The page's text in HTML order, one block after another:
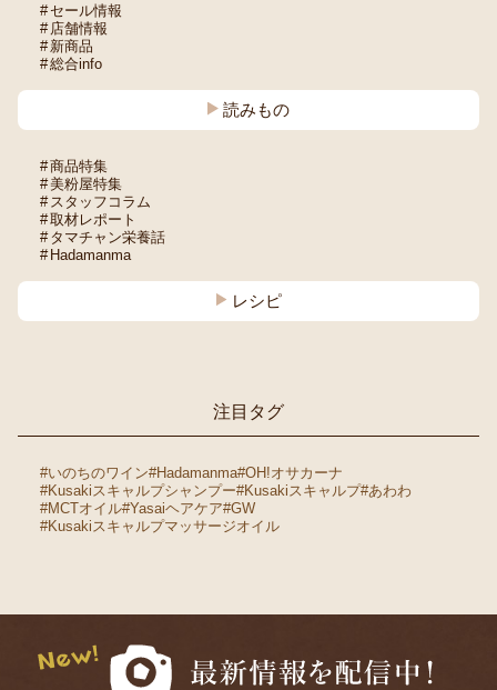
セール情報
店舗情報
新商品
総合info
読みもの
商品特集
美粉屋特集
スタッフコラム
取材レポート
タマチャン栄養話
Hadamanma
レシピ
注目タグ
#いのちのワイン#Hadamanma#OH!オサカーナ
#Kusakiスキャルプシャンプー#Kusakiスキャルプ#あわわ
#MCTオイル#Yasaiヘアケア#GW
#Kusakiスキャルプマッサージオイル